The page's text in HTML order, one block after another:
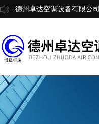
德州卓达空调设备有限公司